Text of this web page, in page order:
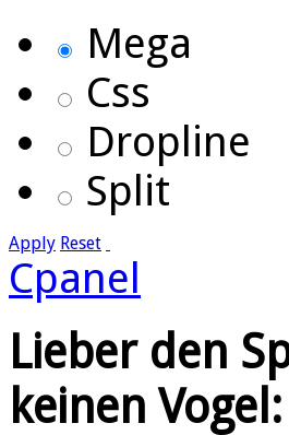
Mega
Css
Dropline
Split
Apply Reset
Cpanel
Lieber den
keinen